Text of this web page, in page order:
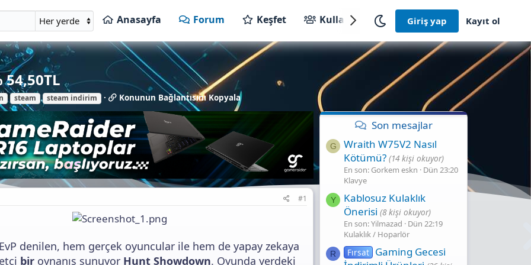
Anasayfa Forum Keşfet Kullanıcılar Giriş yap Kayıt ol
steam steam indirim
K
n
u
n
u
n
B
a
a
n
ı
s
Konunun Bağlantısını Kopyala
#1
denilen, hem gerçek oyuncular ile hem de yapay zekaya
bir oynanış sunuyor Hunt Showdown. Oyunda yerdeki
Son mesajlar
G
Wraith W75V2 Nasıl
Kötümü? (14 kişi okuyor)
En son: Gorkem eskn
Dün 23:20
Klavye
Y
Kablosuz Kulaklık
Önerisi (8 kişi okuyor)
En son: Yilmazad
Dün 22:19
Kulaklık / Hoparlör
R Fırsat Gaming Gecesi̇